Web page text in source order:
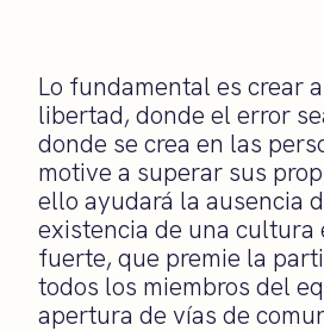
Lo fundamental es crear
libertad, donde el error
donde se crea en las
motive a superar sus
ello ayudará la ausencia
existencia de una cultura
fuerte, que premie la
todos los miembros del
apertura de vías de